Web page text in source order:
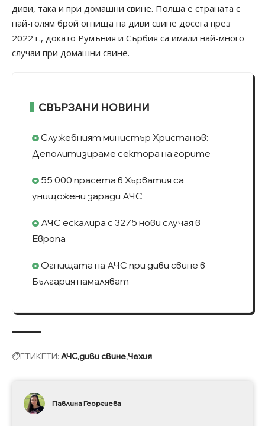
диви, така и при домашни свине. Полша е страната с
най-голям брой огнища на диви свине досега през
2022 г., докато Румъния и Сърбия са имали най-много
случаи при домашни свине.
СВЪРЗАНИ НОВИНИ
Служебният министър Христанов:
Деполитизираме сектора на горите
55 000 прасета в Хърватия са
унищожени заради АЧС
АЧС ескалира с 3275 нови случая в
Европа
Огнищата на АЧС при диви свине в
България намаляват
ЕТИКЕТИ: АЧСдиви свинеЧехия
Павлина Георгиева